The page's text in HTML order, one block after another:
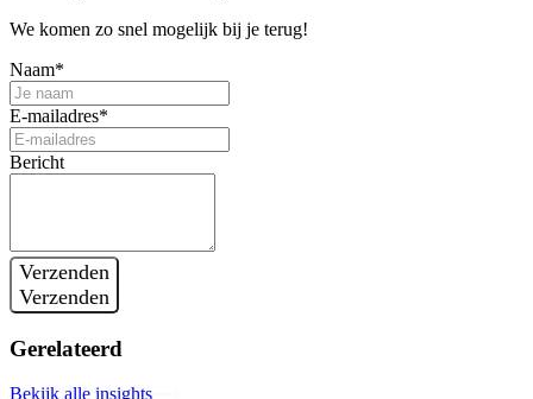
We komen zo snel mogelijk bij je terug!
Naam*
E-mailadres*
Bericht
Verzenden
Verzenden
Gerelateerd
Bekijk alle insights